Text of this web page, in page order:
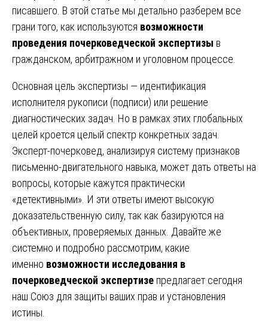
писавшего. В этой статье мы детально разберем все
грани того, как используются возможности
проведения почерковедческой экспертизы в
гражданском, арбитражном и уголовном процессе.
Основная цель экспертизы — идентификация
исполнителя рукописи (подписи) или решение
диагностических задач. Но в рамках этих глобальных
целей кроется целый спектр конкретных задач.
Эксперт-почерковед, анализируя систему признаков
письменно-двигательного навыка, может дать ответы на
вопросы, которые кажутся практически
«детективными». И эти ответы имеют высокую
доказательственную силу, так как базируются на
объективных, проверяемых данных. Давайте же
системно и подробно рассмотрим, какие
именно возможности исследования в
почерковедческой экспертизе предлагает сегодня
наш Союз для защиты ваших прав и установления
истины.